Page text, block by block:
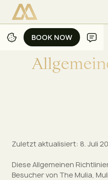
BOOK NOW
BOOK NOW
Allgemein
Zuletzt aktualisiert: 8. Juli
Diese Allgemeinen
Besucher von The Mulia,